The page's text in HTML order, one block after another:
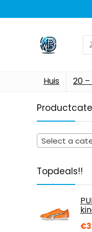
Huis 20 –
Select a
Topdeals!!
€